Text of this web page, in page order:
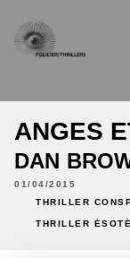
ANGES
DAN
01/04/2015
THRILLER
THRILLER